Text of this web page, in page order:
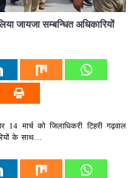
जायजा सम्बन्धित अधिकारियों
मार्च को जिलाधिकरी टिहरी गढ़वाल
के साथ…